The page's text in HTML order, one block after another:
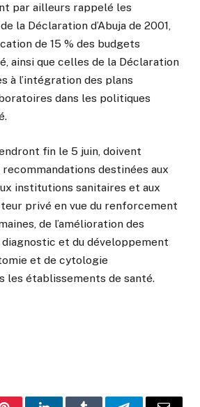
par ailleurs rappelé les
la Déclaration d’Abuja de 2001,
de 15 % des budgets
ainsi que celles de la Déclaration
à l’intégration des plans
dans les politiques
fin le 5 juin, doivent
destinées aux
institutions sanitaires et aux
privé en vue du renforcement
de l’amélioration des
et du développement
et de cytologie
les établissements de santé.